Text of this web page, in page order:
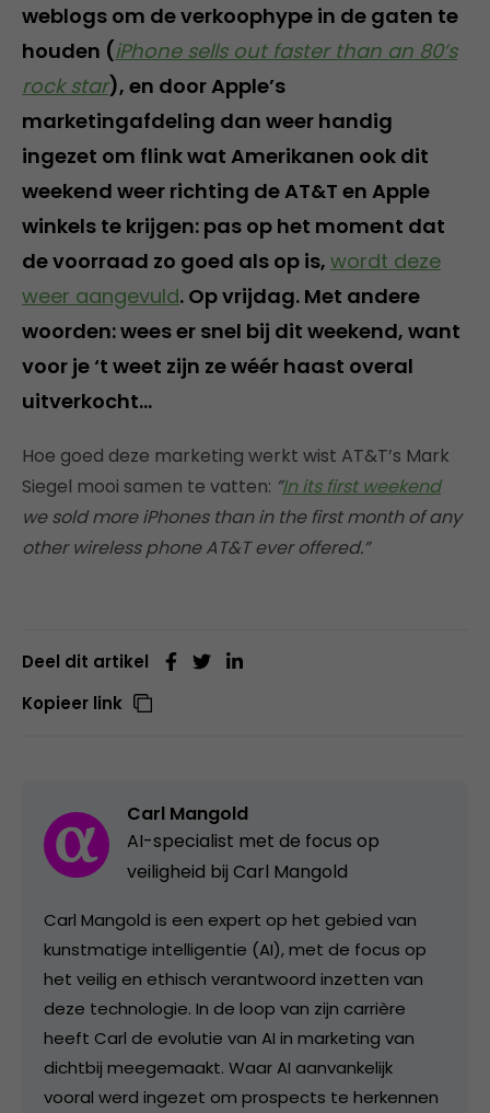
weblogs om de verkoophype in de gaten te
houden (iPhone sells out faster than an 80’s
rock star), en door Apple’s
marketingafdeling dan weer handig
ingezet om flink wat Amerikanen ook dit
weekend weer richting de AT&T en Apple
winkels te krijgen: pas op het moment dat
de voorraad zo goed als op is, wordt deze
weer aangevuld. Op vrijdag. Met andere
woorden: wees er snel bij dit weekend, want
voor je ‘t weet zijn ze wéér haast overal
uitverkocht…
Hoe goed deze marketing werkt wist AT&T’s Mark
Siegel mooi samen te vatten: ”In its first weekend
we sold more iPhones than in the first month of any
other wireless phone AT&T ever offered.”
Deel dit artikel
Kopieer link
Carl Mangold
AI-specialist met de focus op
veiligheid bij Carl Mangold
Carl Mangold is een expert op het gebied van
kunstmatige intelligentie (AI), met de focus op
het veilig en ethisch verantwoord inzetten van
deze technologie. In de loop van zijn carrière
heeft Carl de evolutie van AI in marketing van
dichtbij meegemaakt. Waar AI aanvankelijk
vooral werd ingezet om prospects te herkennen